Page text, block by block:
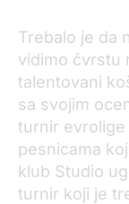
Trebalo je da
vidimo čvrstu
talentovani
sa svojim
turnir evrolige
pesnicama
klub Studio
turnir koji je